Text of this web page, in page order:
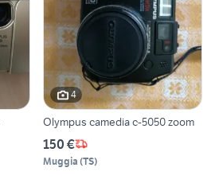
4
Olympus camedia c-5050 zoom
150 €
Muggia (TS)